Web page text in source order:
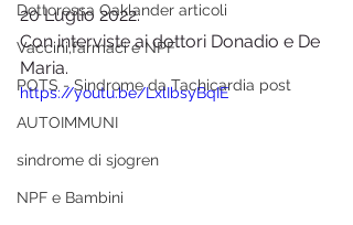
Dottoressa Oaklander articoli
Vaccini,farmaci e NPF
POTS - Sindrome da Tachicardia post
AUTOIMMUNI
sindrome di sjogren
NPF e Bambini
20 Luglio 2022.
Con interviste ai dottori Donadio e De
Maria.
https://youtu.be/LxlIbsyBqIE